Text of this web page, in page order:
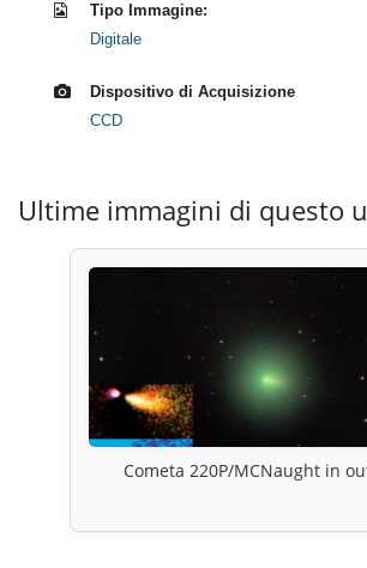
Tipo Immagine:
Digitale
Dispositivo di Acquisizione
CCD
Ultime immagini di questo
Cometa 220P/MCNaught in